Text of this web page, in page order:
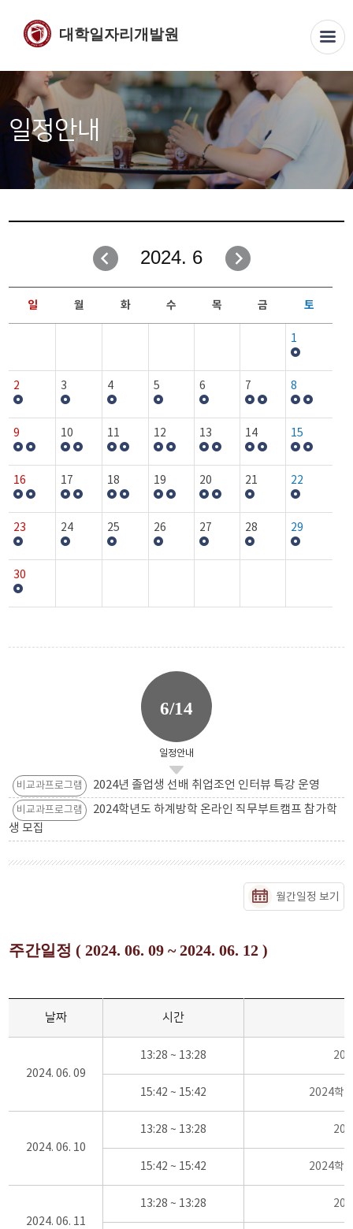
대학일자리개발원
일정안내
2024. 6
일 월 화 수 목 금 토
1
2 3 4 5 6 7 8
9 10 11 12 13 14 15
16 17 18 19 20 21 22
23 24 25 26 27 28 29
30
6/14
일정안내
비교과프로그램 2024년 졸업생 선배 취업조언 인터뷰 특강 운영
비교과프로그램
2024학년도 하계방학 온라인 직무부트캠프 참가학
생 모집
월간일정 보기
주간일정 ( 2024. 06. 09 ~ 2024. 06. 12 )
날짜 시간
2024. 06. 09
13:28 ~ 13:28
15:42 ~ 15:42 2024학
2024. 06. 10
13:28 ~ 13:28
15:42 ~ 15:42 2024학
2024. 06. 11
13:28 ~ 13:28